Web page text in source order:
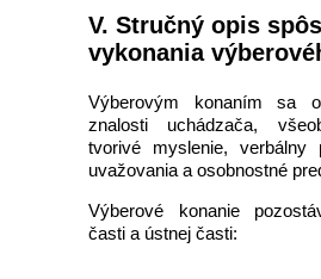
V. Stručný opis
vykonania
Výberovým konaním sa
znalosti uchádzača,
tvorivé myslenie, verbálny
uvažovania a osobnostné
Výberové konanie
časti a ústnej časti: